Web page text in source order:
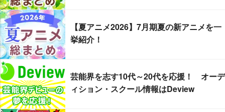
【夏アニメ2026】7月期夏の新アニメを一
挙紹介！
芸能界を志す10代～20代を応援！ オーデ
ィション・スクール情報はDeview